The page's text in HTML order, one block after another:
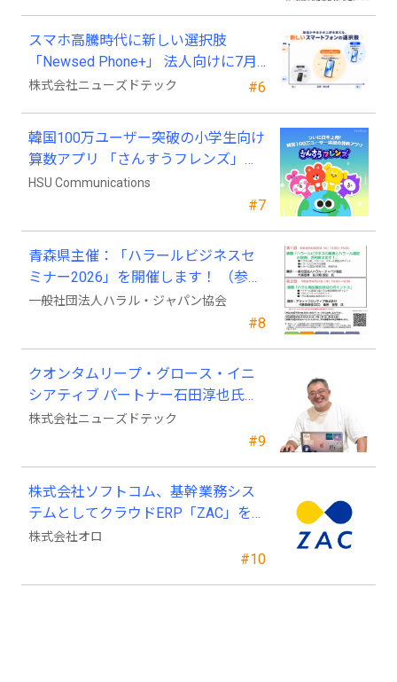
#6
スマホ高騰時代に新しい選択肢
「Newsed Phone+」 法人向けに7月
23日から販売開始
株式会社ニューズドテック
#7
韓国100万ユーザー突破の小学生向け
算数アプリ 「さんすうフレンズ」、
ついに日本上陸!
HSU Communications
#8
青森県主催：「ハラールビジネスセ
ミナー2026」を開催します！ （参加
費無料）
一般社団法人ハラル・ジャパン協会
#9
クオンタムリープ・グロース・イニ
シアティブ パートナー石田淳也氏が
ニューズドテックの戦略顧問に就任
株式会社ニューズドテック
#10
株式会社ソフトコム、基幹業務シス
テムとしてクラウドERP「ZAC」を採
用
株式会社オロ